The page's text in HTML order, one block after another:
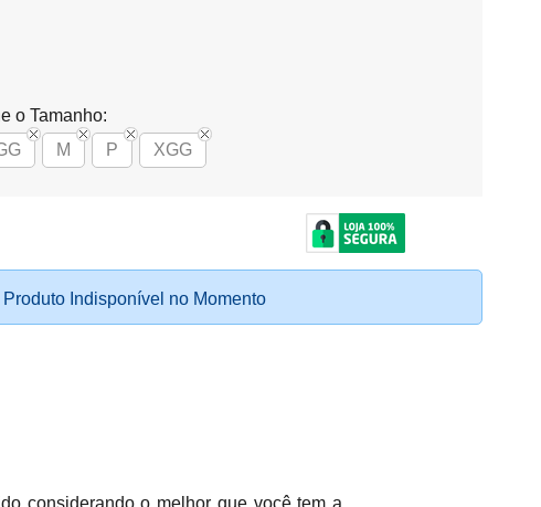
o Tamanho:
M P XGG
Produto Indisponível no Momento